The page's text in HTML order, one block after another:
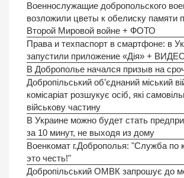
Военнослужащие добропольского
возложили цветы к обелиску памяти
Второй Мировой войне + ФОТО
Права и техпаспорт в смартфоне: в
запустили приложение «Дія» +
В Доброполье начался призыв на
Добропільський об’єднаний міський
комісаріат розшукує осіб, які
військову частину
В Украине можно будет стать
за 10 минут, не выходя из дому
Военкомат г.Доброполья: "Служба по
это честь!"
Добропiльський ОМВК запрошує до